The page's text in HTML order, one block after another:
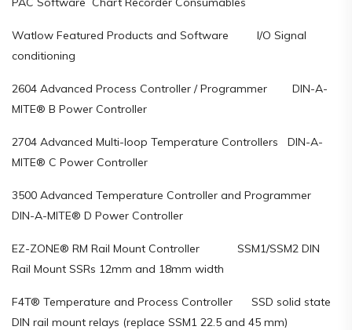
Watlow Featured Products and Software I/O Signal
conditioning
2604 Advanced Process Controller / Programmer DIN-A-
MITE® B Power Controller
2704 Advanced Multi-loop Temperature Controllers DIN-A-
MITE® C Power Controller
3500 Advanced Temperature Controller and Programmer
DIN-A-MITE® D Power Controller
EZ-ZONE® RM Rail Mount Controller SSM1/SSM2 DIN
Rail Mount SSRs 12mm and 18mm width
F4T® Temperature and Process Controller SSD solid state
DIN rail mount relays (replace SSM1 22.5 and 45 mm)